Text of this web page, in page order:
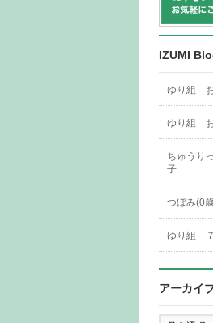
IZUMI
ゆり組
ゆり組
ちゅうり
子
つぼみ(0
ゆり組
アーカイ
ア